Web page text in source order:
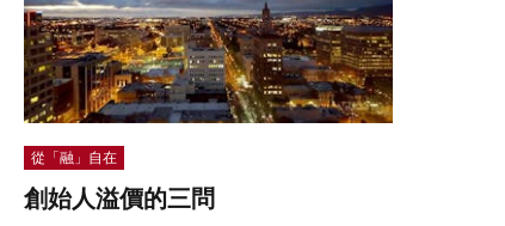
從「融」自在
創始人溢價的三問